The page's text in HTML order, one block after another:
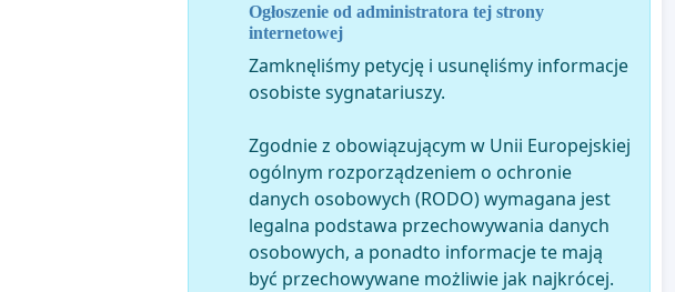
Ogłoszenie od administratora tej strony
internetowej
Zamknęliśmy petycję i usunęliśmy informacje
osobiste sygnatariuszy.
Zgodnie z obowiązującym w Unii Europejskiej
ogólnym rozporządzeniem o ochronie
danych osobowych (RODO) wymagana jest
legalna podstawa przechowywania danych
osobowych, a ponadto informacje te mają
być przechowywane możliwie jak najkrócej.